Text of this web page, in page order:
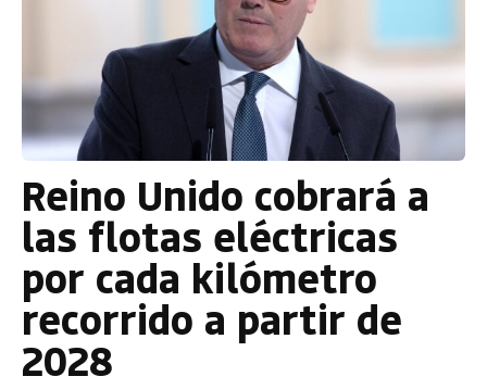
Reino Unido cobrará a
las flotas eléctricas
por cada kilómetro
recorrido a partir de
2028